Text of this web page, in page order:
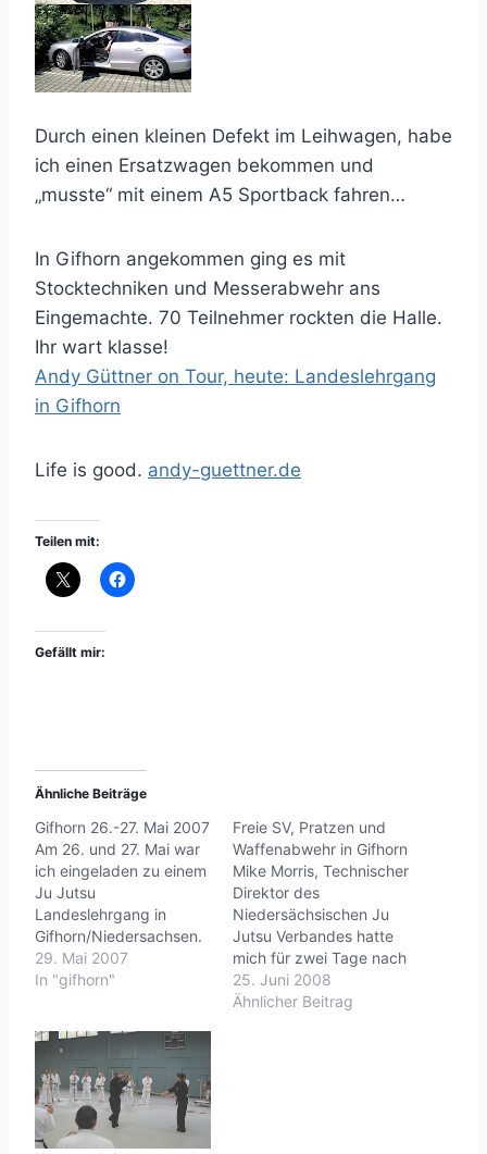
Durch einen kleinen Defekt im Leihwagen, habe
ich einen Ersatzwagen bekommen und
„musste“ mit einem A5 Sportback fahren…
In Gifhorn angekommen ging es mit
Stocktechniken und Messerabwehr ans
Eingemachte. 70 Teilnehmer rockten die Halle.
Ihr wart klasse!
Andy Güttner on Tour, heute: Landeslehrgang
in Gifhorn
Life is good. andy-guettner.de
Teilen mit:
Gefällt mir:
Ähnliche Beiträge
Gifhorn 26.-27. Mai 2007
Am 26. und 27. Mai war
ich eingeladen zu einem
Ju Jutsu
Landeslehrgang in
Gifhorn/Niedersachsen.
Also rein ins Flugzeug
und ab die Post.Auf dem
Sache:Abwehr gegen
mehrere
Angreifer,Pratzentrainin
g und
Stockabwehrstanden
29. Mai 2007
In "gifhorn"
Freie SV, Pratzen und
Waffenabwehr in Gifhorn
Mike Morris, Technischer
Direktor des
Niedersächsischen Ju
Jutsu Verbandes hatte
mich für zwei Tage nach
Gifhorn eingeladen.Auf
dem Plan standen die
25. Juni 2008
Ähnlicher Beitrag